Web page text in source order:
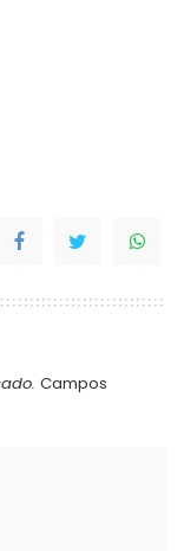
Campos